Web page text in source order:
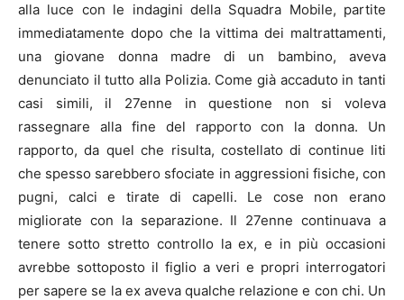
alla luce con le indagini della Squadra Mobile, partite
immediatamente dopo che la vittima dei maltrattamenti,
una giovane donna madre di un bambino, aveva
denunciato il tutto alla Polizia. Come già accaduto in tanti
casi simili, il 27enne in questione non si voleva
rassegnare alla fine del rapporto con la donna. Un
rapporto, da quel che risulta, costellato di continue liti
che spesso sarebbero sfociate in aggressioni fisiche, con
pugni, calci e tirate di capelli. Le cose non erano
migliorate con la separazione. Il 27enne continuava a
tenere sotto stretto controllo la ex, e in più occasioni
avrebbe sottoposto il figlio a veri e propri interrogatori
per sapere se la ex aveva qualche relazione e con chi. Un